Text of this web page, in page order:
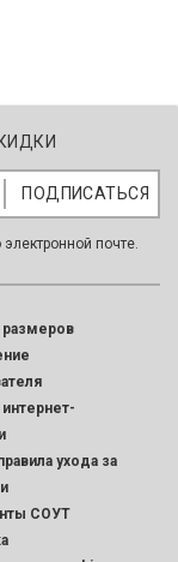
почте.
размеров
ухода за
СОУТ